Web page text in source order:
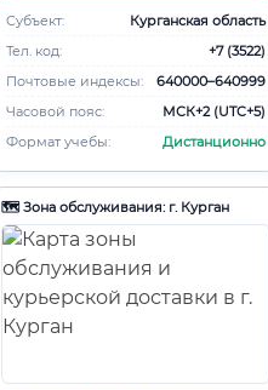
Субъект:
Курганская область
Тел. код:
+7 (3522)
Почтовые индексы:
640000–640999
Часовой пояс:
МСК+2 (UTC+5)
Формат учебы:
Дистанционно
🗺️ Зона обслуживания: г. Курган